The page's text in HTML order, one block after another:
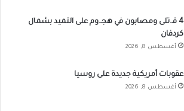
4 قـ.تلى ومصابون في هجـ.وم على التميد بشمال
كردفان
أغسطس 8, 2026
عقوبات أمريكية جديدة على روسيا
أغسطس 8, 2026